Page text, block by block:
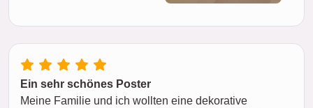
Ein sehr schönes Poster
Meine Familie und ich wollten eine dekorative